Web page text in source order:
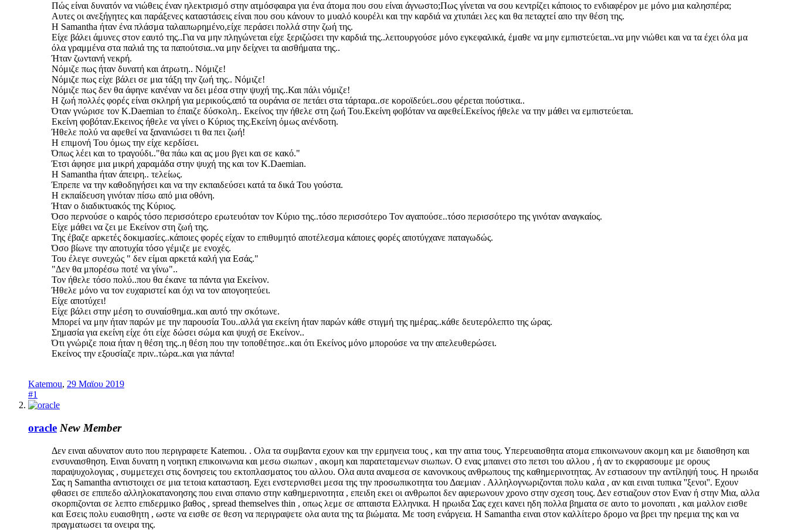
Πώς είναι δυνατόν να νιώθεις έναν ηλεκτρισμό στην ατμόσφαιρα για ένα άτομα που σου είναι άγνωστο;Πως γίνεται να σου κεντρίζει κάποιος το ενδιαφέρον με μόνο μια καλησπέρα;
Αυτες οι ανεξήγητες και παράξενες καταστάσεις είναι που σου κάνουν το μυαλό κουρέλι και την καρδιά να χτυπάει λες και θα πεταχτεί απο την θέση της.
Η Samantha ήταν ένα πλάσμα ταλαιπωρημένο,είχε περάσει πολλά στην ζωή της.
Είχε βάλει άμυνες στον εαυτό της..Για να μην πληγώνεται είχε ξεριζώσει την καρδιά της..λειτουργούσε μόνο εγκεφαλικά, έμαθε να μην εμπιστεύεται..να μην νιώθει και να τα έχει όλα μα
όλα γραμμένα στα παλιά της τα παπούτσια..να μην δείχνει τα αισθήματα της..
Ήταν ζωντανή νεκρή.
Νόμιζε πως ήταν δυνατή και άτρωτη.. Νόμιζε!
Νόμιζε πως είχε βάλει σε μια τάξη την ζωή της.. Νόμιζε!
Νόμιζε πως δεν θα άφηνε κανέναν να δει μέσα στην ψυχή της..Και πάλι νόμιζε!
Η ζωή πολλές φορές είναι σκληρή για μερικούς,από τα ουράνια σε πετάει στα τάρταρα..σε κοροϊδεύει..σου φέρεται πούστικα..
Όταν γνώρισε τον Κ.Daemian το έπαιζε δύσκολη.. Εκείνος την ήθελε στη ζωή Του.Εκείνη φοβόταν να αφεθεί.Εκείνος ήθελε να την μάθει να εμπιστεύεται.
Εκείνη φοβόταν.Εκεινος ήθελε να γίνει ο Κύριος της.Εκείνη όμως ανένδοτη.
Ήθελε πολύ να αφεθεί να ξανανιώσει τι θα πει ζωή!
Η επιμονή Του όμως την είχε κερδίσει.
Όπως λέει και το τραγούδι.."θα πάω και ας μου βγει και σε κακό."
Έτσι άφησε μια μικρή χαραμάδα στην ψυχή της και τον Κ.Daemian.
Η Samantha ήταν άπειρη.. τελείως.
Έπρεπε να την καθοδηγήσει και να την εκπαιδεύσει κατά τα δικά Του γούστα.
Η εκπαίδευση γινόταν πίσω από μια οθόνη.
Ήταν ο διαδικτυακός της Κύριος.
Όσο περνούσε ο καιρός τόσο περισσότερο ερωτευόταν τον Κύριο της..τόσο περισσότερο Τον αγαπούσε..τόσο περισσότερο της γινόταν αναγκαίος.
Είχε μάθει να ζει με Εκείνον στη ζωή της.
Της έβαζε αρκετές δοκιμασίες..κάποιες φορές είχαν το επιθυμητό αποτέλεσμα κάποιες φορές αποτύγχανε παταγωδώς.
Όσο βίωνε την αποτυχία τόσο γέμιζε με ενοχές.
Του έλεγε συνεχώς " δεν είμαι αρκετά καλή για Εσάς."
"Δεν θα μπορέσω ποτέ να γίνω"..
Τον ήθελε τόσο πολύ..που θα έκανε τα πάντα για Εκείνον.
Ήθελε μόνο να τον ευχαριστεί και όχι να τον απογοητεύει.
Είχε αποτύχει!
Είχε βάλει στην μέση το συναίσθημα..και αυτό την σκότωνε.
Μπορεί να μην ήταν παρών με την παρουσία Του..αλλά για εκείνη ήταν παρών κάθε στιγμή της ημέρας..κάθε δευτερόλεπτο της ώρας.
Σημασία για εκείνη είχε ότι είχε δώσει σώμα και ψυχή σε Εκείνον..
Ότι γνώριζε ποια ήταν η θέση της..η θέση που την τοποθέτησε..και ότι Εκείνος μόνο μπορούσε να την απελευθερώσει.
Εκείνος την εξουσίαζε πριν..τώρα..και για πάντα!
Katemou, 29 Μαϊου 2019
#1
oracle New Member
Δεν ειναι αδυνατον αυτο που περιγραφετε Katemou. . Ολα τα συμβαντα εχουν και την ερμηνεια τους , και την αιτια τους. Υπερευαισθητα ατομα επικοινωνουν ακομη και με διαισθηση και
ενσυναισθηση. Ειναι δυνατη η νοητικη επικοινωνια και μεσω σιωπων , ακομη και παρατεταμενων σιωπων. Ο ενας μπαινει στο πετσι του αλλου , ή αν το εκφρασουμε με ορους
παραψυχολογιας , συμμετεχει στις δονησεις του εκτοπλασματος του αλλου. Ολα αυτα αναμεσα σε κανονικους ανθρωπους της καθημερινοτητας. Αν εστιασουν την αντίληψή τους. Η ηρωιδα
Σας η Samantha αντιστοιχει σε μια τετοια κατασταση. Εχει ενστερνισθει μεσα της την προσωπικοτητα του Δαεμιαν . Αλληλογνωριζονται πολυ καλα , αν και ειναι τυπικα ''ξενοι''. Εχουν
φθασει σε επιπεδο αλληλοκατανοησης που ειναι σπανιο στην καθημερινοτητα , επειδη εκει οι ανθρωποι δεν αφιερωνουν χρονο στην σχεση τους. Δεν εστιαζουν στον Εναν ή στην Μια, αλλα
σκορπιζονται σε λεπτο επιδερμικο βαθος , spread themselves thin , οπως λεμε σε απταιστα Ελληνικα. Η ηρωιδα Σας εχει κανει ηδη πολλα βηματα σε αυτο το μονοπατι , και μαλλον εισθε
και Εσεις πολυ ευαισθητη , ωστε να εισθε σε θεση να περιγραψετε ολα αυτα της τα βιώματα. Με τοση ενάργεια. H Samantha ειναι στον καλλίτερο δρομο να βρει την ηρεμια της και να
πραγματωσει τα ονειρα της.